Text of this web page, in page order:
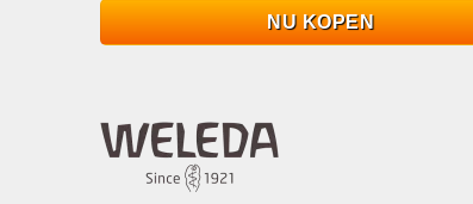
NU KOPEN